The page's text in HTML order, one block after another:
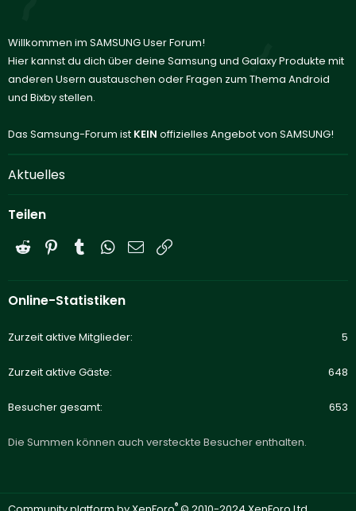
Willkommen im SAMSUNG User Forum!
Hier kannst du dich über deine Samsung und Galaxy Produkte mit
anderen Usern austauschen oder Fragen zum Thema Android
und Bixby stellen.
Das Samsung-Forum ist KEIN offizielles Angebot von SAMSUNG!
Aktuelles
Teilen
Reddit PinterestTumblrWhatsApp
E-Mail
Online-Statistiken
Zurzeit aktive Mitglieder 5
Zurzeit aktive Gäste 648
Besucher gesamt 653
Die Summen können auch versteckte Besucher enthalten.
®